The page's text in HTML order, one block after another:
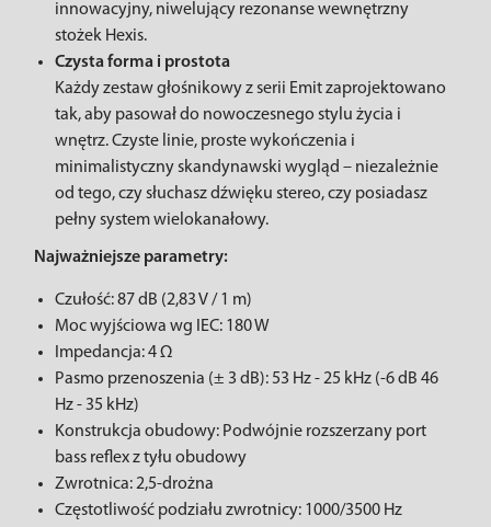
innowacyjny, niwelujący rezonanse wewnętrzny
stożek Hexis.
Czysta forma i prostota
Każdy zestaw głośnikowy z serii Emit zaprojektowano
tak, aby pasował do nowoczesnego stylu życia i
wnętrz. Czyste linie, proste wykończenia i
minimalistyczny skandynawski wygląd – niezależnie
od tego, czy słuchasz dźwięku stereo, czy posiadasz
pełny system wielokanałowy.
Najważniejsze parametry:
Czułość: 87 dB (2,83 V / 1 m)
Moc wyjściowa wg IEC: 180 W
Impedancja: 4 Ω
Pasmo przenoszenia (± 3 dB): 53 Hz - 25 kHz (-6 dB 46
Hz - 35 kHz)
Konstrukcja obudowy: Podwójnie rozszerzany port
bass reflex z tyłu obudowy
Zwrotnica: 2,5-drożna
Częstotliwość podziału zwrotnicy: 1000/3500 Hz